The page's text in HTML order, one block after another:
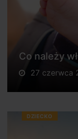
Co należy
27 czerwca
DZIECKO